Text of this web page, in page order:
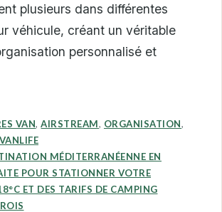
plusieurs dans différentes
véhicule, créant un véritable
personnalisé et
VAN,AIRSTREAM, ORGANISATION,
VANLIFE
MÉDITERRANÉENNE EN
POUR STATIONNER VOTRE
ET DES TARIFS DE CAMPING